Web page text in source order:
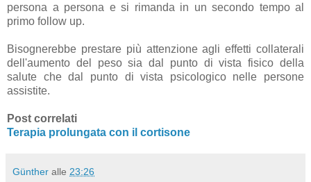
persona a persona e si rimanda in un secondo tempo al
primo follow up.
Bisognerebbe prestare più attenzione agli effetti collaterali
dell'aumento del peso sia dal punto di vista fisico della
salute che dal punto di vista psicologico nelle persone
assistite.
Post correlati
Terapia prolungata con il cortisone
Günther alle 23:26